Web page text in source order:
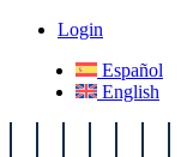
Login
Español
English